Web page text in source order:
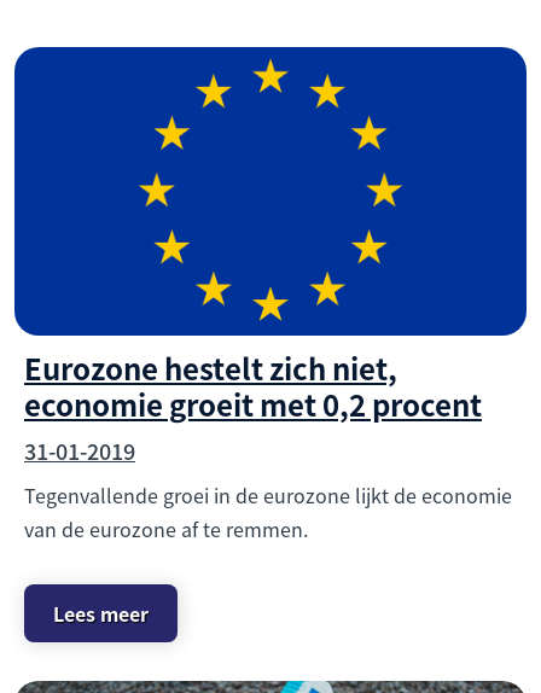
Eurozone hestelt zich niet,
economie groeit met 0,2 procent
31-01-2019
Tegenvallende groei in de eurozone lijkt de economie
van de eurozone af te remmen.
Lees meer